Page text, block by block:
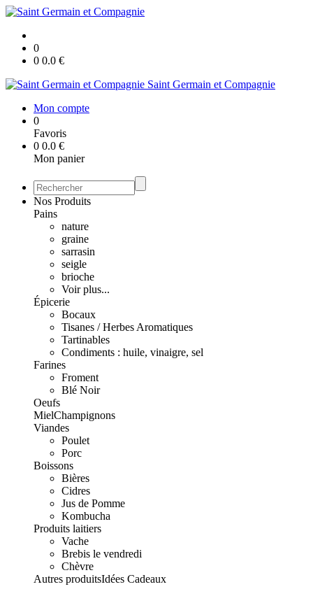
0
0 0.0 €
Saint Germain et Compagnie
Mon compte
0
Favoris
0 0.0 €
Mon panier
Nos Produits
Pains
nature
graine
sarrasin
seigle
brioche
Voir plus...
Épicerie
Bocaux
Tisanes / Herbes Aromatiques
Tartinables
Condiments : huile, vinaigre, sel
Farines
Froment
Blé Noir
Oeufs
MielChampignons
Viandes
Poulet
Porc
Boissons
Bières
Cidres
Jus de Pomme
Kombucha
Produits laitiers
Vache
Brebis le vendredi
Chèvre
Autres produitsIdées Cadeaux